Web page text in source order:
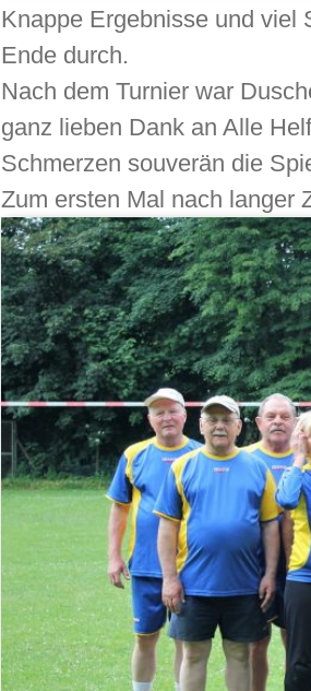
Knappe Ergebnisse und viel
Ende durch.
Nach dem Turnier war
ganz lieben Dank an Alle
Schmerzen souverän die
Zum ersten Mal nach langer